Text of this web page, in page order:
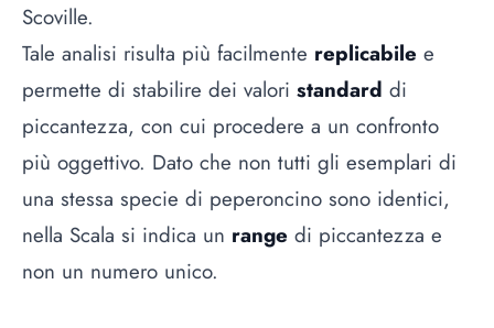
Scoville.
Tale analisi risulta più facilmente replicabile e
permette di stabilire dei valori standard di
piccantezza, con cui procedere a un confronto
più oggettivo. Dato che non tutti gli esemplari di
una stessa specie di peperoncino sono identici,
nella Scala si indica un range di piccantezza e
non un numero unico.